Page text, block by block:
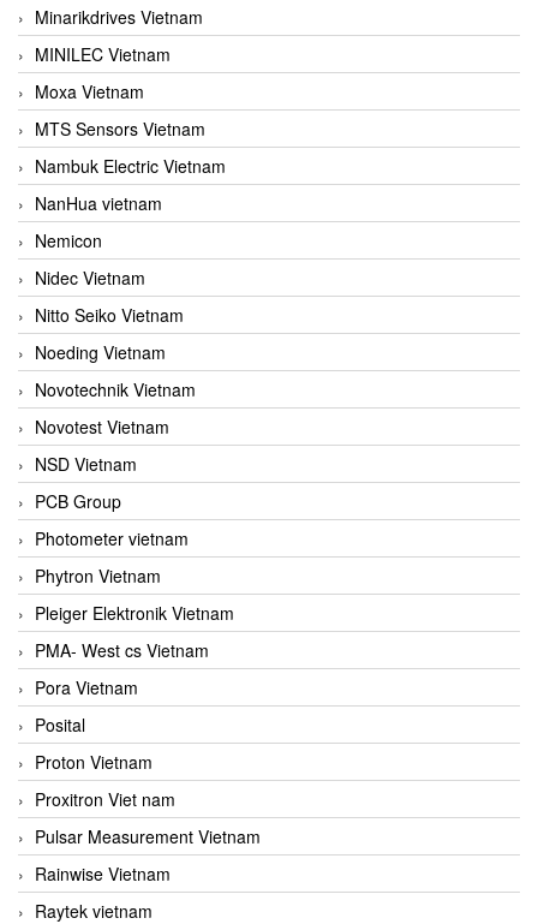
Minarikdrives Vietnam
MINILEC Vietnam
Moxa Vietnam
MTS Sensors Vietnam
Nambuk Electric Vietnam
NanHua vietnam
Nemicon
Nidec Vietnam
Nitto Seiko Vietnam
Noeding Vietnam
Novotechnik Vietnam
Novotest Vietnam
NSD Vietnam
PCB Group
Photometer vietnam
Phytron Vietnam
Pleiger Elektronik Vietnam
PMA- West cs Vietnam
Pora Vietnam
Posital
Proton Vietnam
Proxitron Viet nam
Pulsar Measurement Vietnam
Rainwise Vietnam
Raytek vietnam